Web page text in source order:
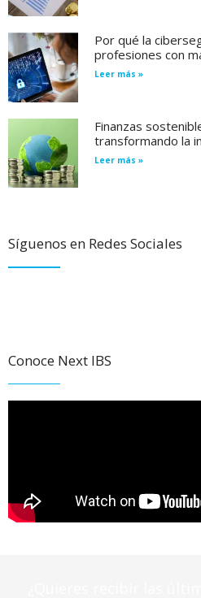
Por qué la
profesiones con
Leer más »
Finanzas
transformando la
Leer más »
Síguenos en Redes Sociales
Conoce Next IBS